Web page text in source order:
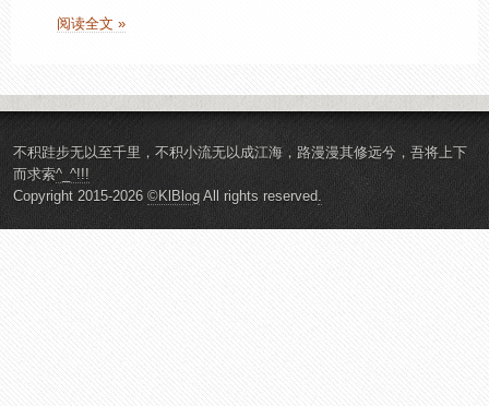
阅读全文 »
不积跬步无以至千里，不积小流无以成江海，路漫漫其修远兮，吾将上下
而求索^_^!!!
Copyright 2015-2026 ©KlBlog All rights reserved.